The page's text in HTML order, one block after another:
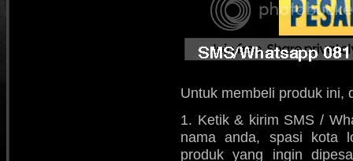
Untuk membeli produk ini,
1. Ketik & kirim SMS /
nama anda, spasi kota
produk yang ingin